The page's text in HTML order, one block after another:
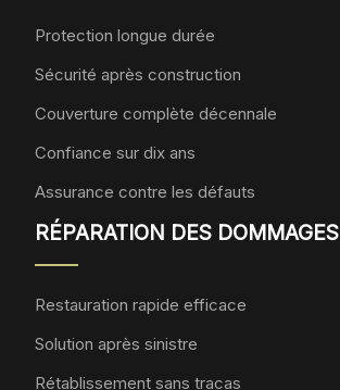
Protection longue durée
Sécurité après construction
Couverture complète décennale
Confiance sur dix ans
Assurance contre les défauts
RÉPARATION DES DOMMAGES
Restauration rapide efficace
Solution après sinistre
Rétablissement sans tracas